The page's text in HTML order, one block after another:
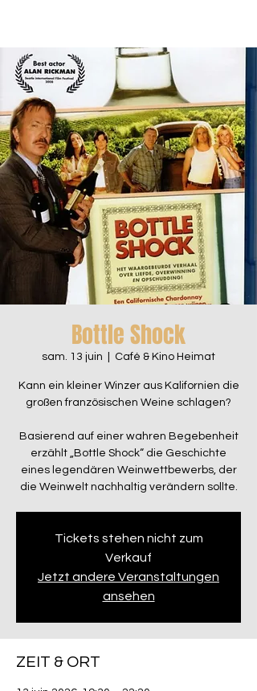
Bottle Shock
sam. 13 juin Café & Kino Heimat
Kann ein kleiner Winzer aus Kalifornien die
großen französischen Weine schlagen?
Basierend auf einer wahren Begebenheit
erzählt „Bottle Shock“ die Geschichte
eines legendären Weinwettbewerbs, der
die Weinwelt nachhaltig verändern sollte.
Tickets stehen nicht zum
Verkauf
Jetzt andere Veranstaltungen
ansehen
ZEIT & ORT